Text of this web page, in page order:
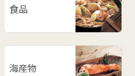
食品
海産物